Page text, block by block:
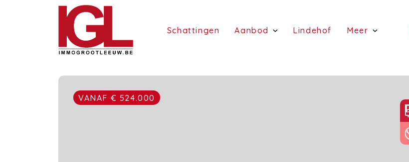
Schattingen (Schattingen)
Aanbod (Aanbod)
(te huur)
Lindehof (Lindehof)
Meer
VANAF € 524.000